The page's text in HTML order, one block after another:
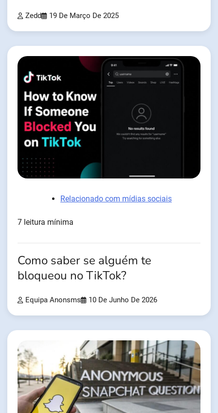
Zedd 19 De Março De 2025
Relacionado com mídias sociais
7 leitura mínima
Como saber se alguém te
bloqueou no TikTok?
Equipa Anonsms 10 De Junho De 2026